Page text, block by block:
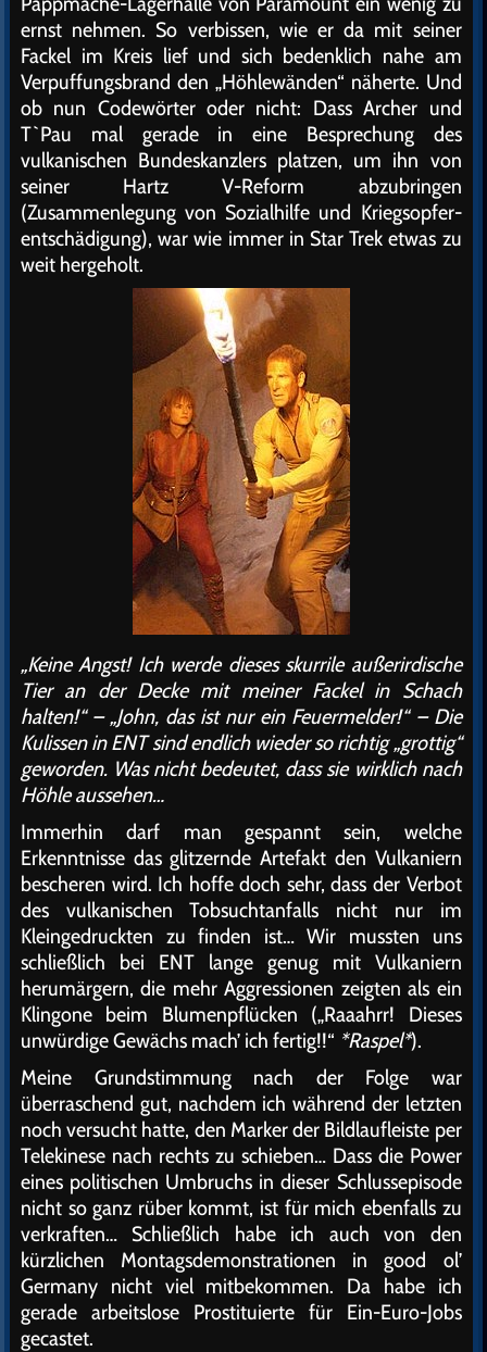
ernst nehmen. So verbissen, wie er da mit seiner
Fackel im Kreis lief und sich bedenklich nahe am
Verpuffungsbrand den „Höhlewänden“ näherte. Und
ob nun Codewörter oder nicht: Dass Archer und
T`Pau mal gerade in eine Besprechung des
vulkanischen Bundeskanzlers platzen, um ihn von
seiner Hartz V-Reform abzubringen
(Zusammenlegung von Sozialhilfe und Kriegsopfer-
entschädigung), war wie immer in Star Trek etwas zu
weit hergeholt.
„Keine Angst! Ich werde dieses skurrile außerirdische
Tier an der Decke mit meiner Fackel in Schach
halten!“ – „John, das ist nur ein Feuermelder!“ – Die
Kulissen in ENT sind endlich wieder so richtig „grottig“
geworden. Was nicht bedeutet, dass sie wirklich nach
Höhle aussehen…
Immerhin darf man gespannt sein, welche
Erkenntnisse das glitzernde Artefakt den Vulkaniern
bescheren wird. Ich hoffe doch sehr, dass der Verbot
des vulkanischen Tobsuchtanfalls nicht nur im
Kleingedruckten zu finden ist… Wir mussten uns
schließlich bei ENT lange genug mit Vulkaniern
herumärgern, die mehr Aggressionen zeigten als ein
Klingone beim Blumenpflücken („Raaahrr! Dieses
unwürdige Gewächs mach’ ich fertig!!“ *Raspel*).
Meine Grundstimmung nach der Folge war
überraschend gut, nachdem ich während der letzten
noch versucht hatte, den Marker der Bildlaufleiste per
Telekinese nach rechts zu schieben… Dass die Power
eines politischen Umbruchs in dieser Schlussepisode
nicht so ganz rüber kommt, ist für mich ebenfalls zu
verkraften… Schließlich habe ich auch von den
kürzlichen Montagsdemonstrationen in good ol’
Germany nicht viel mitbekommen. Da habe ich
gerade arbeitslose Prostituierte für Ein-Euro-Jobs
gecastet.